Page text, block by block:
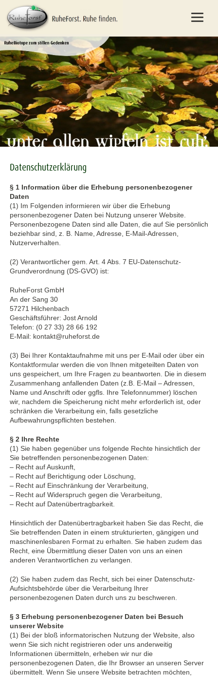
Datenschutzerklärung
§ 1 Information über die Erhebung personenbezogener
Daten
(1) Im Folgenden informieren wir über die Erhebung
personenbezogener Daten bei Nutzung unserer Website.
Personenbezogene Daten sind alle Daten, die auf Sie persönlich
beziehbar sind, z. B. Name, Adresse, E-Mail-Adressen,
Nutzerverhalten.
(2) Verantwortlicher gem. Art. 4 Abs. 7 EU-Datenschutz-
Grundverordnung (DS-GVO) ist:
RuheForst GmbH
An der Sang 30
57271 Hilchenbach
Geschäftsführer: Jost Arnold
Telefon: (0 27 33) 28 66 192
E-Mail: kontakt@ruheforst.de
(3) Bei Ihrer Kontaktaufnahme mit uns per E-Mail oder über ein
Kontaktformular werden die von Ihnen mitgeteilten Daten von
uns gespeichert, um Ihre Fragen zu beantworten. Die in diesem
Zusammenhang anfallenden Daten (z.B. E-Mail – Adressen,
Name und Anschrift oder ggfls. Ihre Telefonnummer) löschen
wir, nachdem die Speicherung nicht mehr erforderlich ist, oder
schränken die Verarbeitung ein, falls gesetzliche
Aufbewahrungspflichten bestehen.
§ 2 Ihre Rechte
(1) Sie haben gegenüber uns folgende Rechte hinsichtlich der
Sie betreffenden personenbezogenen Daten:
– Recht auf Auskunft,
– Recht auf Berichtigung oder Löschung,
– Recht auf Einschränkung der Verarbeitung,
– Recht auf Widerspruch gegen die Verarbeitung,
– Recht auf Datenübertragbarkeit.
Hinsichtlich der Datenübertragbarkeit haben Sie das Recht, die
Sie betreffenden Daten in einem strukturierten, gängigen und
maschinenlesbaren Format zu erhalten. Sie haben zudem das
Recht, eine Übermittlung dieser Daten von uns an einen
anderen Verantwortlichen zu verlangen.
(2) Sie haben zudem das Recht, sich bei einer Datenschutz-
Aufsichtsbehörde über die Verarbeitung Ihrer
personenbezogenen Daten durch uns zu beschweren.
§ 3 Erhebung personenbezogener Daten bei Besuch
unserer Website
(1) Bei der bloß informatorischen Nutzung der Website, also
wenn Sie sich nicht registrieren oder uns anderweitig
Informationen übermitteln, erheben wir nur die
personenbezogenen Daten, die Ihr Browser an unseren Server
übermittelt. Wenn Sie unsere Website betrachten möchten,